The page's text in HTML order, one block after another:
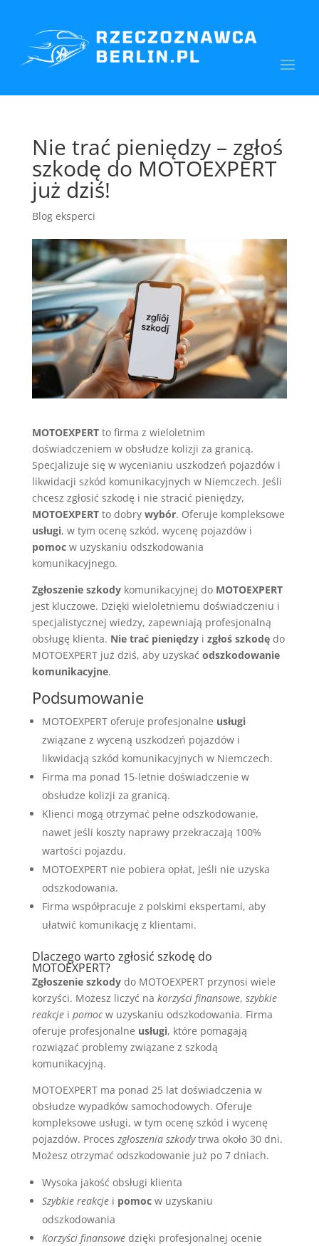
Nie trać pieniędzy – zgłoś
szkodę do MOTOEXPERT
już dziś!
Blog eksperci
MOTOEXPERTto firma z wieloletnim
doświadczeniem w obsłudze kolizji za granicą.
Specjalizuje się w wycenianiu uszkodzeń pojazdów i
likwidacji szkód komunikacyjnych w Niemczech. Jeśli
chcesz zgłosić szkodę i nie stracić pieniędzy,
MOTOEXPERTto dobry wybór. Oferuje kompleksowe
usługi, w tym ocenę szkód, wycenę pojazdów i
pomocw uzyskaniu odszkodowania
komunikacyjnego.
Zgłoszenie szkodykomunikacyjnej do MOTOEXPERT
jest kluczowe. Dzięki wieloletniemu doświadczeniu i
specjalistycznej wiedzy, zapewniają profesjonalną
obsługę klienta. Nie trać pieniędzyi zgłoś szkodędo
MOTOEXPERT już dziś, aby uzyskać odszkodowanie
komunikacyjne.
Podsumowanie
MOTOEXPERT oferuje profesjonalne usługi
związane z wyceną uszkodzeń pojazdów i
likwidacją szkód komunikacyjnych w Niemczech.
Firma ma ponad 15-letnie doświadczenie w
obsłudze kolizji za granicą.
Klienci mogą otrzymać pełne odszkodowanie,
nawet jeśli koszty naprawy przekraczają 100%
wartości pojazdu.
MOTOEXPERT nie pobiera opłat, jeśli nie uzyska
odszkodowania.
Firma współpracuje z polskimi ekspertami, aby
ułatwić komunikację z klientami.
Dlaczego warto zgłosić szkodę do
MOTOEXPERT?
Zgłoszenie szkodydo MOTOEXPERT przynosi wiele
korzyści. Możesz liczyć na korzyści finansowe, szybkie
reakcjei pomocw uzyskaniu odszkodowania. Firma
oferuje profesjonalne usługi, które pomagają
rozwiązać problemy związane z szkodą
komunikacyjną.
MOTOEXPERT ma ponad 25 lat doświadczenia w
obsłudze wypadków samochodowych. Oferuje
kompleksowe usługi, w tym ocenę szkód i wycenę
pojazdów. Proces zgłoszenia szkodytrwa około 30 dni.
Możesz otrzymać odszkodowanie już po 7 dniach.
Wysoka jakość obsługi klienta
Szybkie reakcjei pomocw uzyskaniu
odszkodowania
Korzyści finansowedzięki profesjonalnej ocenie